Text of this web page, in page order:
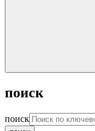
поиск
поиск